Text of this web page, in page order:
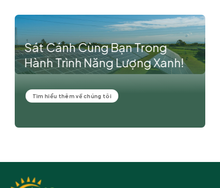
Sát Cánh Cùng Bạn Trong
Hành Trình Năng Lượng Xanh!
Tìm hiểu thêm về chúng tôi